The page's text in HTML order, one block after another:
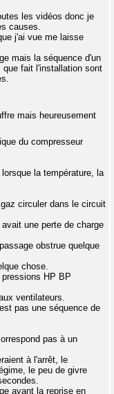
les vidéos donc je
causes.
j'ai vue me laisse
mais la séquence d'un
fait l'installation sont
mais heureusement
du compresseur
la température, la
circuler dans le circuit
une perte de charge
obstrue quelque
chose.
HP BP
ventilateurs.
pas une séquence de
pas à un
à l'arrêt, le
le peu de givre
avant la reprise en